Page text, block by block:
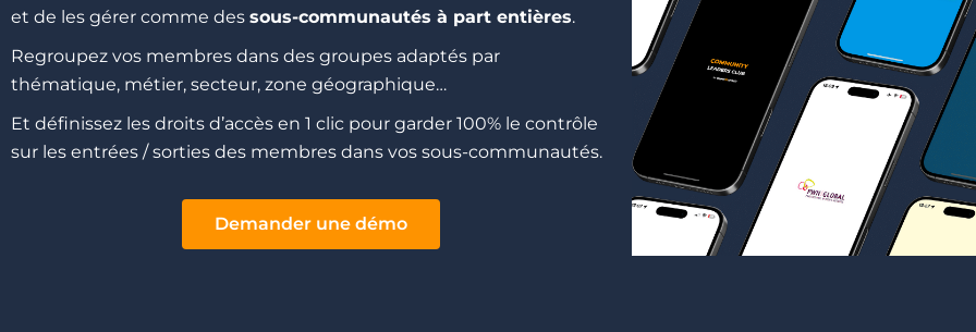
et de les gérer comme des sous-communautés à part entières.
Regroupez vos membres dans des groupes adaptés par
thématique, métier, secteur, zone géographique…
Et définissez les droits d’accès en 1 clic pour garder 100% le contrôle
sur les entrées / sorties des membres dans vos sous-communautés.
Demander une démo